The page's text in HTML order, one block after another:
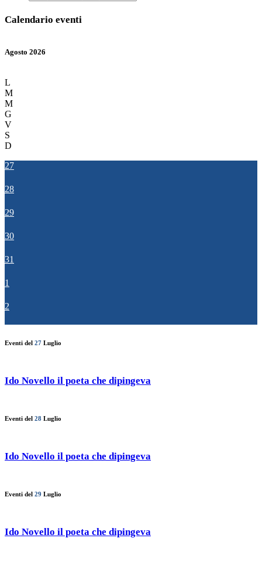
Calendario eventi
Agosto 2026
L
M
M
G
V
S
D
27
28
29
30
31
1
2
Eventi del 27 Luglio
Ido Novello il poeta che dipingeva
Eventi del 28 Luglio
Ido Novello il poeta che dipingeva
Eventi del 29 Luglio
Ido Novello il poeta che dipingeva